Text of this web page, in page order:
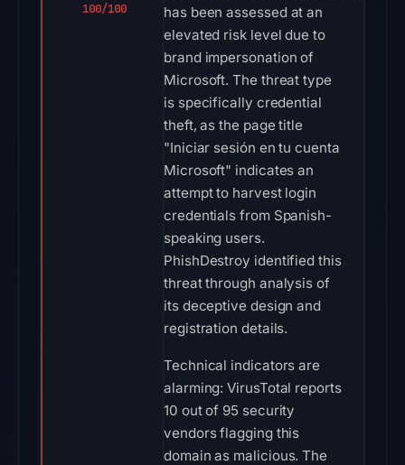
100/100
has been assessed at an
elevated risk level due to
brand impersonation of
Microsoft. The threat type
is specifically credential
theft, as the page title
"Iniciar sesión en tu cuenta
Microsoft" indicates an
attempt to harvest login
credentials from Spanish-
speaking users.
PhishDestroy identified this
threat through analysis of
its deceptive design and
registration details.
Technical indicators are
alarming: VirusTotal reports
10 out of 95 security
vendors flagging this
domain as malicious. The